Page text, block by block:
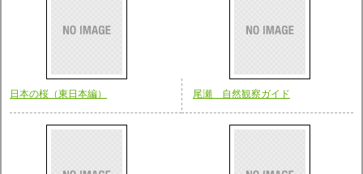
日本の桜（東日本編） 尾瀬 自然観察ガイド